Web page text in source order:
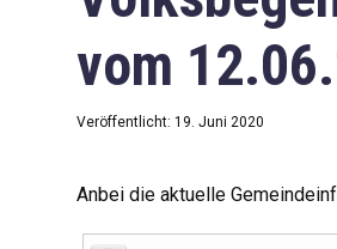
vom
Veröffentlicht: 19. Juni 2020
Anbei die aktuelle